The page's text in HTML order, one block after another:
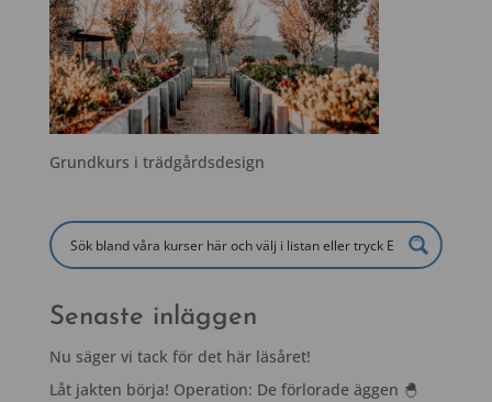
Grundkurs i trädgårdsdesign
Senaste inläggen
Nu säger vi tack för det här läsåret!
Låt jakten börja! Operation: De förlorade äggen 🐣